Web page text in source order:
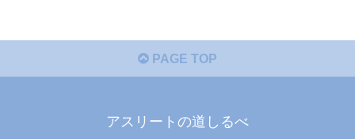
PAGE TOP
アスリートの道しるべ